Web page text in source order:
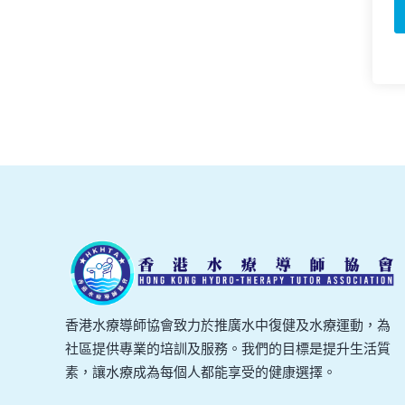
香港水療導師協會致力於推廣水中復健及水療運動，為
社區提供專業的培訓及服務。我們的目標是提升生活質
素，讓水療成為每個人都能享受的健康選擇。